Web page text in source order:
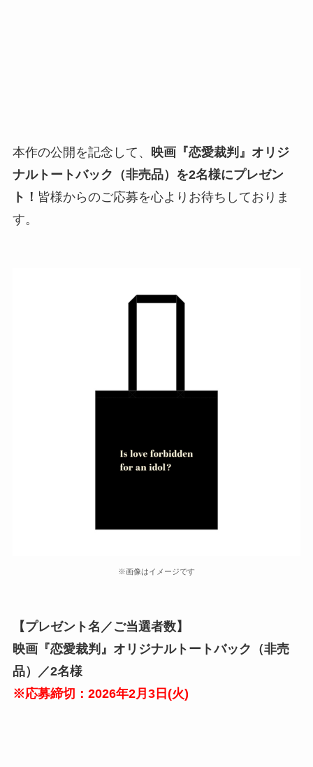
本作の公開を記念して、 映画『恋愛裁判』オリジ
ナルトートバック（非売品）を2名様にプレゼン
ト！ 皆様からのご応募を心よりお待ちしておりま
す。
※画像はイメージです
【プレゼント名／ご当選者数】
映画『恋愛裁判』オリジナルトートバック（非売
品）／2名様
※応募締切：2026年2月3日(火)